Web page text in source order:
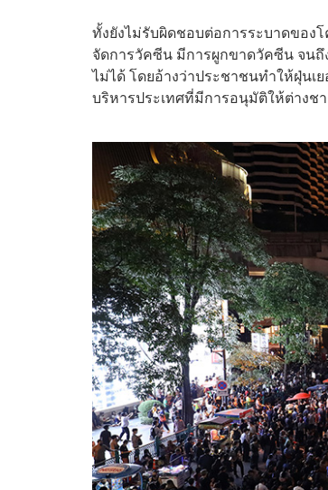
ทั้งยังไม่รับผิดชอบต่อการระบาดของ
จัดการวัคซีน​ มีการผูกขาดวัคซีน​ จน
ไม่ได้​ โดยอ้างว่าประชาชนทำให้ฝุ่น
บริหารประเทศที่มีการอนุมัติให้ต่างช